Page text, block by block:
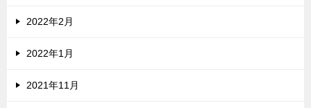
2022年2月
2022年1月
2021年11月